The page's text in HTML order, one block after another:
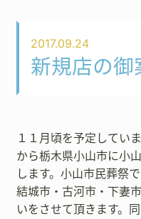
2017.09.24
新規店の御
１１月頃を予定してい
から栃木県小山市に小
します。小山市民葬祭
結城市・古河市・下妻
いをさせて頂きます。